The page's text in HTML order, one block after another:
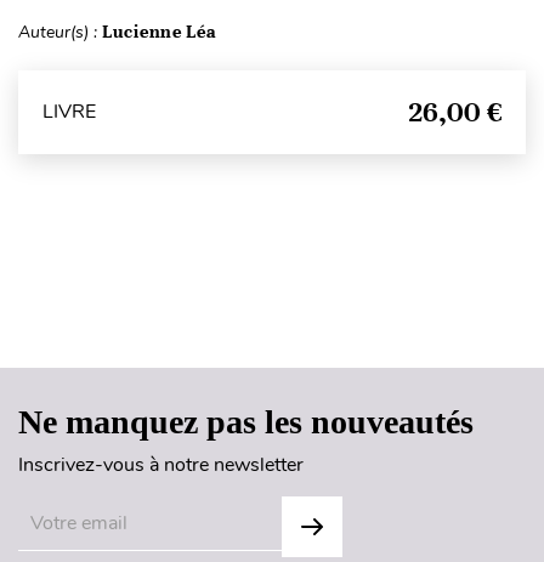
Auteur(s) : Lucienne Léa
LIVRE 26,00 €
Ne manquez pas les nouveautés
Inscrivez-vous à notre newsletter